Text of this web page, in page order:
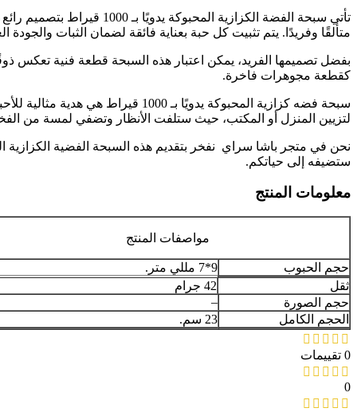
تأتي سبحة الفضة
متألقًا وفريدًا. يتم تثبيت كل حبة بعناية فائقة لضمان الثبات والجودة
بفضل تصميمها الفريد، يمكن اعتبار هذه السبحة قطعة فنية تعكس
كقطعة مجوهرات فاخرة.
سبحة فضه كزازية المحبوكة يدويًا
لتزيين المنزل أو المكتب، حيث ستلفت الأنظار وتضفي لمسة من
ستضيفه إلى حياتكم.
معلومات المنتج
مواصفات المنتج
حجم الحبوب
9*7 مللي متر.
ثقل
42 جرام
حجم الصورة
–
الحجم الكامل
23 سم.
0 تقييمات
0